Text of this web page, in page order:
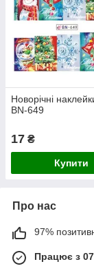
Новорічні
BN-649
17 ₴
Купити
Про нас
97%
Працює з